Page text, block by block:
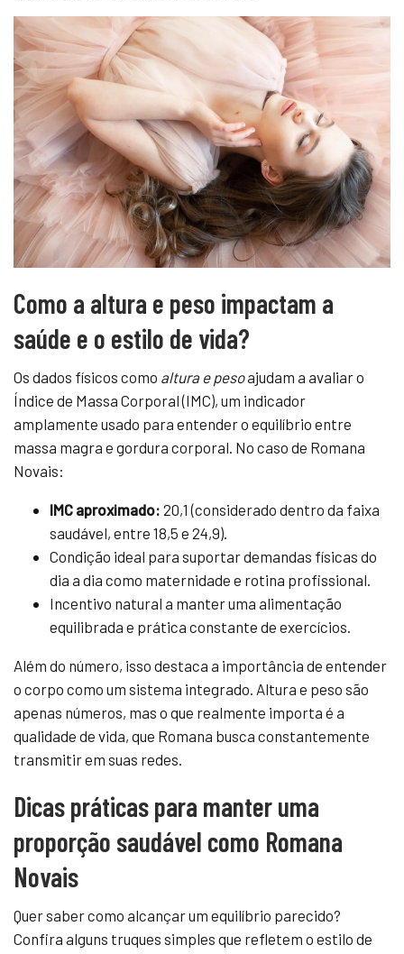
Como a altura e peso impactam a
saúde e o estilo de vida?
Os dados físicos como altura e pesoajudam a avaliar o
Índice de Massa Corporal (IMC), um indicador
amplamente usado para entender o equilíbrio entre
massa magra e gordura corporal. No caso de Romana
Novais:
IMC aproximado: 20,1 (considerado dentro da faixa
saudável, entre 18,5 e 24,9).
Condição ideal para suportar demandas físicas do
dia a dia como maternidade e rotina profissional.
Incentivo natural a manter uma alimentação
equilibrada e prática constante de exercícios.
Além do número, isso destaca a importância de entender
o corpo como um sistema integrado. Altura e peso são
apenas números, mas o que realmente importa é a
qualidade de vida, que Romana busca constantemente
transmitir em suas redes.
Dicas práticas para manter uma
proporção saudável como Romana
Novais
Quer saber como alcançar um equilíbrio parecido?
Confira alguns truques simples que refletem o estilo de